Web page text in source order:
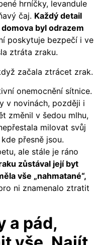
hrníčky, levandule
čaj. Každý detail
byl odrazem
poskytuje bezpečí i ve
ztráta zraku.
začala ztrácet zrak.
onemocnění sítnice.
v novinách, později i
změnil v šedou mlhu,
milovat svůj
přesně jsou.
ale stále je ráno
zůstával její byt
vše „nahmatané“,
ni znamenalo ztratit
a pád,